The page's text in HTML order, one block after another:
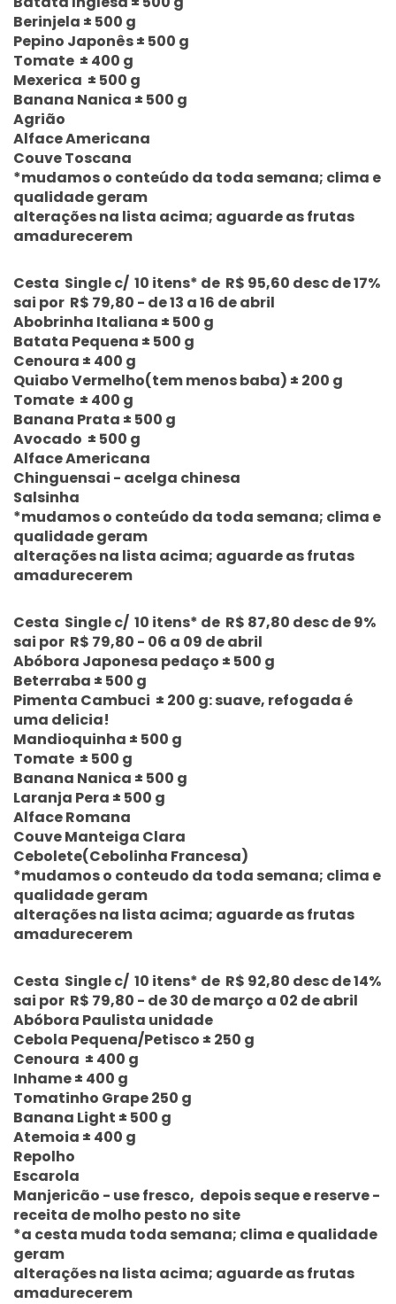
Berinjela ± 500 g
Pepino Japonês ± 500 g
Tomate ± 400 g
Mexerica ± 500 g
Banana Nanica ± 500 g
Agrião
Alface Americana
Couve Toscana
*mudamos o conteúdo da toda semana; clima e
qualidade geram
alterações na lista acima; aguarde as frutas
amadurecerem
Cesta Single c/ 10 itens* de R$ 95,60 desc de 17%
sai por R$ 79,80 - de 13 a 16 de abril
Abobrinha Italiana ± 500 g
Batata Pequena ± 500 g
Cenoura ± 400 g
Quiabo Vermelho(tem menos baba) ± 200 g
Tomate ± 400 g
Banana Prata ± 500 g
Avocado ± 500 g
Alface Americana
Chinguensai - acelga chinesa
Salsinha
*mudamos o conteúdo da toda semana; clima e
qualidade geram
alterações na lista acima; aguarde as frutas
amadurecerem
Cesta Single c/ 10 itens* de R$ 87,80 desc de 9%
sai por R$ 79,80 - 06 a 09 de abril
Abóbora Japonesa pedaço ± 500 g
Beterraba ± 500 g
Pimenta Cambuci ± 200 g: suave, refogada é
uma delicia!
Mandioquinha ± 500 g
Tomate ± 500 g
Banana Nanica ± 500 g
Laranja Pera ± 500 g
Alface Romana
Couve Manteiga Clara
Cebolete(Cebolinha Francesa)
*mudamos o conteudo da toda semana; clima e
qualidade geram
alterações na lista acima; aguarde as frutas
amadurecerem
Cesta Single c/ 10 itens* de R$ 92,80 desc de 14%
sai por R$ 79,80 - de 30 de março a 02 de abril
Abóbora Paulista unidade
Cebola Pequena/Petisco ± 250 g
Cenoura ± 400 g
Inhame ± 400 g
Tomatinho Grape 250 g
Banana Light ± 500 g
Atemoia ± 400 g
Repolho
Escarola
Manjericão - use fresco, depois seque e reserve -
receita de molho pesto no site
*a cesta muda toda semana; clima e qualidade
geram
alterações na lista acima; aguarde as frutas
amadurecerem